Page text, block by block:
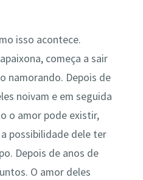
isso acontece.
começa a sair
namorando. Depois de
noivam e em seguida
o amor pode existir,
possibilidade dele ter
Depois de anos de
O amor deles